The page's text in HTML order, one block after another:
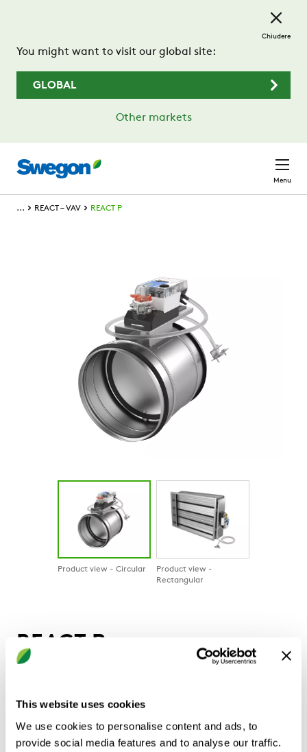
This website uses cookies
We use cookies to personalise content and ads, to
provide social media features and to analyse our traffic.
You might want to visit our global site:
GLOBAL
Other markets
Chiudere
Menu
... REACT – VAV REACT P
Product view - Circular
Product view -
Rectangular
REACT P
Serranda di regolazione della pressione
Misurazione della pressione fino a 300 Pa, area di
regolazione raccomandata 20-290 Pa
Accesso rapido alle letture tramite il display del